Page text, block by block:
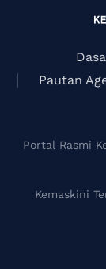
Pautan
Portal Rasmi
Kemaskini